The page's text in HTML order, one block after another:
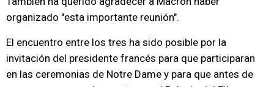
organizado "esta importante reunión".
El encuentro entre los tres ha sido posible por la
invitación del presidente francés para que participaran
en las ceremonias de Notre Dame y para que antes de